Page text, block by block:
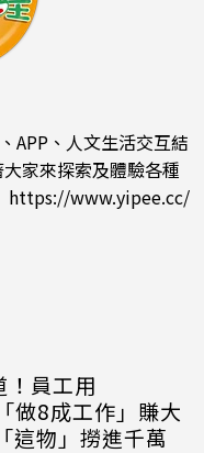
APP、人文生活交互結
家來探索及體驗各種
https://www.yipee.cc/
！員工用
做8成工作」賺大
這物」撈進千萬